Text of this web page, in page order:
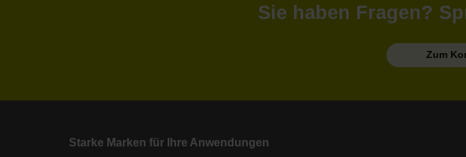
Sie haben Fragen?
Zum
Starke Marken für Ihre Anwendungen